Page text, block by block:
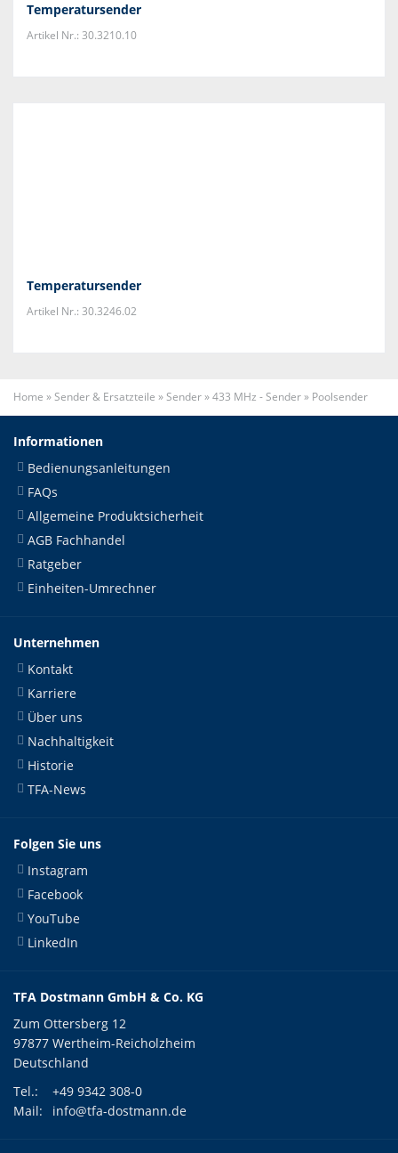
Temperatursender
Artikel Nr.: 30.3210.10
Temperatursender
Artikel Nr.: 30.3246.02
Home »Sender & Ersatzteile »Sender»433 MHz - Sender» Poolsender
Informationen
Bedienungsanleitungen
FAQs
Allgemeine Produktsicherheit
AGB Fachhandel
Ratgeber
Einheiten-Umrechner
Unternehmen
Kontakt
Karriere
Über uns
Nachhaltigkeit
Historie
TFA-News
Folgen Sie uns
Instagram
Facebook
YouTube
LinkedIn
TFA Dostmann GmbH & Co. KG
Zum Ottersberg 12
97877 Wertheim-Reicholzheim
Deutschland
Tel.:
+49 9342 308-0
Mail:
info@tfa-dostmann.de